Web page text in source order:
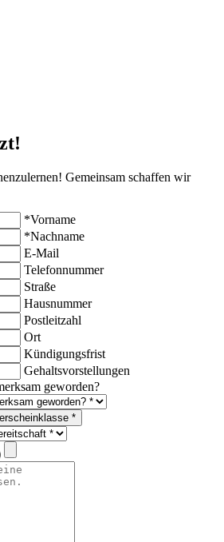
Gemeinsam schaffen wir
*Vorname
*Nachname
E-Mail
Telefonnummer
Straße
Hausnummer
Postleitzahl
Ort
Kündigungsfrist
Gehaltsvorstellungen
geworden?
*